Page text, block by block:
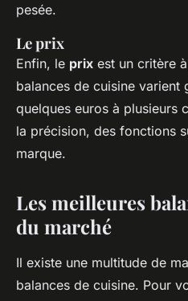
pesée.
Le prix
Enfin, le prix est un critère
balances de cuisine varient
quelques euros à plusieurs
la précision, des fonctions
marque.
Les meilleures
du marché
Il existe une multitude de
balances de cuisine. Pour